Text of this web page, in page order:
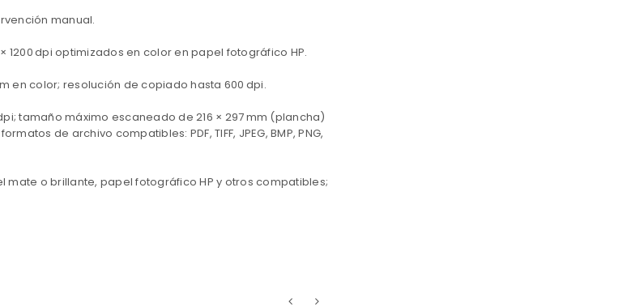
manual.
1200 dpi optimizados en color en papel fotográfico HP.
en color; resolución de copiado hasta 600 dpi.
tamaño máximo escaneado de 216 × 297 mm (plancha)
de archivo compatibles: PDF, TIFF, JPEG, BMP, PNG,
o brillante, papel fotográfico HP y otros compatibles;